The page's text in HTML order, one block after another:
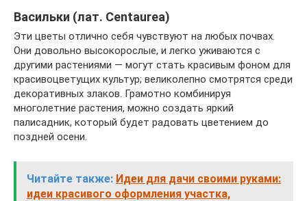
Васильки (лат. Centaurea)
Эти цветы отлично себя чувствуют на любых почвах.
Они довольно высокорослые, и легко уживаются с
другими растениями — могут стать красивым фоном для
красивоцветущих культур; великолепно смотрятся среди
декоративных злаков. Грамотно комбинируя
многолетние растения, можно создать яркий
палисадник, который будет радовать цветением до
поздней осени.
Читайте также: Идеи для дачи своими руками:
идеи красивого оформления участка,